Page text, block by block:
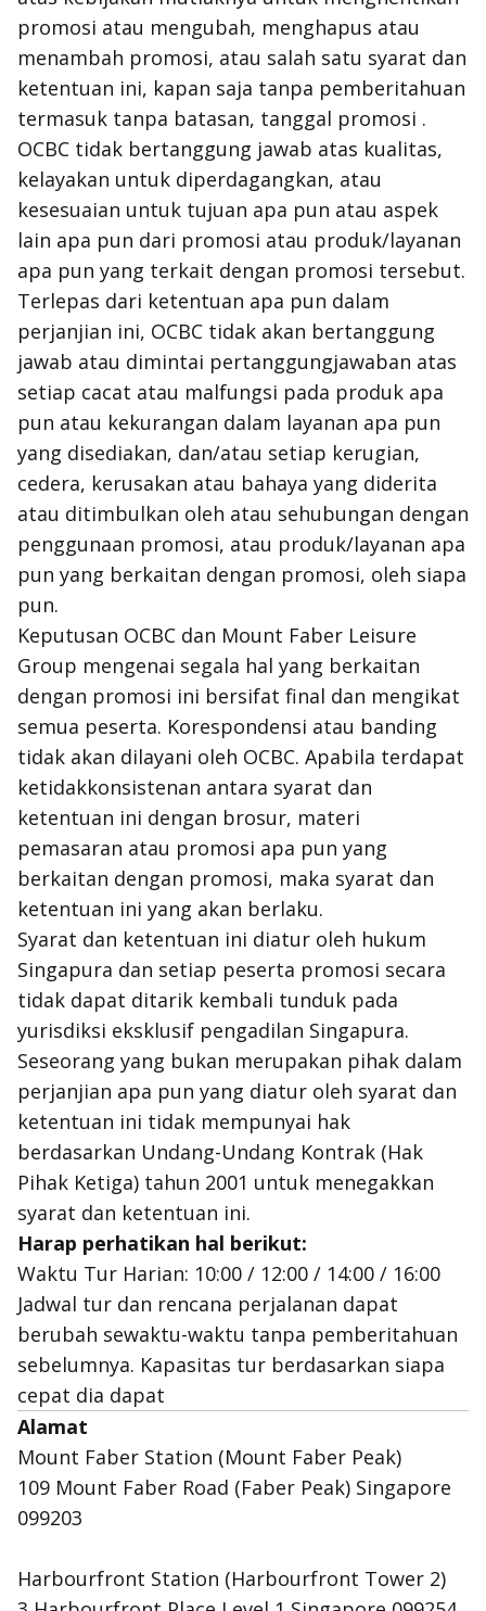
promosi atau mengubah, menghapus atau
menambah promosi, atau salah satu syarat dan
ketentuan ini, kapan saja tanpa pemberitahuan
termasuk tanpa batasan, tanggal promosi .
OCBC tidak bertanggung jawab atas kualitas,
kelayakan untuk diperdagangkan, atau
kesesuaian untuk tujuan apa pun atau aspek
lain apa pun dari promosi atau produk/layanan
apa pun yang terkait dengan promosi tersebut.
Terlepas dari ketentuan apa pun dalam
perjanjian ini, OCBC tidak akan bertanggung
jawab atau dimintai pertanggungjawaban atas
setiap cacat atau malfungsi pada produk apa
pun atau kekurangan dalam layanan apa pun
yang disediakan, dan/atau setiap kerugian,
cedera, kerusakan atau bahaya yang diderita
atau ditimbulkan oleh atau sehubungan dengan
penggunaan promosi, atau produk/layanan apa
pun yang berkaitan dengan promosi, oleh siapa
pun.
Keputusan OCBC dan Mount Faber Leisure
Group mengenai segala hal yang berkaitan
dengan promosi ini bersifat final dan mengikat
semua peserta. Korespondensi atau banding
tidak akan dilayani oleh OCBC. Apabila terdapat
ketidakkonsistenan antara syarat dan
ketentuan ini dengan brosur, materi
pemasaran atau promosi apa pun yang
berkaitan dengan promosi, maka syarat dan
ketentuan ini yang akan berlaku.
Syarat dan ketentuan ini diatur oleh hukum
Singapura dan setiap peserta promosi secara
tidak dapat ditarik kembali tunduk pada
yurisdiksi eksklusif pengadilan Singapura.
Seseorang yang bukan merupakan pihak dalam
perjanjian apa pun yang diatur oleh syarat dan
ketentuan ini tidak mempunyai hak
berdasarkan Undang-Undang Kontrak (Hak
Pihak Ketiga) tahun 2001 untuk menegakkan
syarat dan ketentuan ini.
Harap perhatikan hal berikut:
Waktu Tur Harian: 10:00 / 12:00 / 14:00 / 16:00
Jadwal tur dan rencana perjalanan dapat
berubah sewaktu-waktu tanpa pemberitahuan
sebelumnya. Kapasitas tur berdasarkan siapa
cepat dia dapat
Alamat
Mount Faber Station (Mount Faber Peak)
109 Mount Faber Road (Faber Peak) Singapore
099203
Harbourfront Station (Harbourfront Tower 2)